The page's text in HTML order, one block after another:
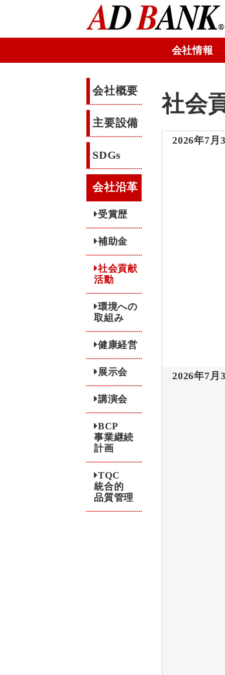
会社情報
会社概要
主要設備
SDGs
会社沿革
受賞歴
補助金
社会貢献
活動
環境への
取組み
健康経営
展示会
講演会
BCP
事業継続
計画
TQC
統合的
品質管理
社会
2026年7月
2026年7月